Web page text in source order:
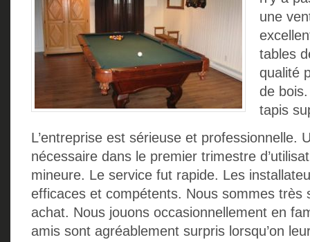
une
tables
qualité
de
tapis
L’entreprise est sérieuse et professionnelle.
nécessaire dans le premier trimestre
mineure. Le service fut rapide. Les
efficaces et compétents. Nous sommes très
achat. Nous jouons occasionnellement en
amis sont agréablement surpris lorsqu’on